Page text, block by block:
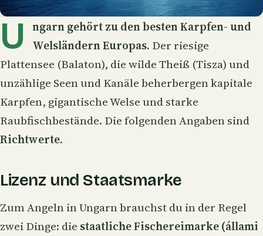
U ngarn gehört zu den besten Karpfen- und
Welsländern Europas. Der riesige
Plattensee (Balaton), die wilde Theiß (Tisza) und
unzählige Seen und Kanäle beherbergen kapitale
Karpfen, gigantischeWelseund starke
Raubfischbestände. Die folgenden Angaben sind
Richtwerte.
Lizenz und Staatsmarke
Zum Angeln in Ungarn brauchst du in der Regel
zwei Dinge: die staatliche Fischereimarke (állami